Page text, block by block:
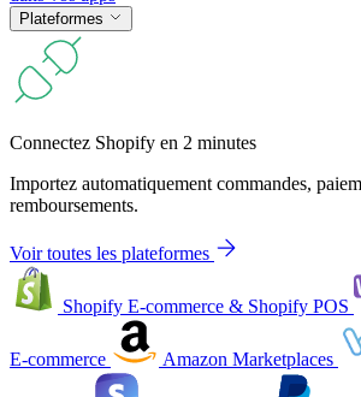
Plateformes
Connectez Shopify en 2 minutes
Importez automatiquement commandes,
remboursements.
Voir toutes les plateformes
Shopify E-commerce & Shopify POS
E-commerce Amazon Marketplaces